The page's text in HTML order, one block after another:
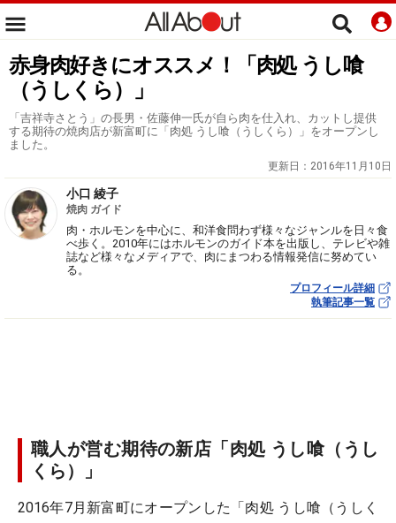
赤身肉好きにオススメ！「肉処 うし喰
（うしくら）」
「吉祥寺さとう」の長男・佐藤伸一氏が自ら肉を仕入れ、カットし提供
する期待の焼肉店が新富町に「肉処 うし喰（うしくら）」をオープンし
ました。
更新日： 2016年11月10日
小口 綾子
焼肉 ガイド
肉・ホルモンを中心に、和洋食問わず様々なジャンルを日々食
べ歩く。2010年にはホルモンのガイド本を出版し、テレビや雑
誌など様々なメディアで、肉にまつわる情報発信に努めてい
る。
プロフィール詳細
執筆記事一覧
職人が営む期待の新店「肉処 うし喰（うし
くら）」
2016年7月新富町にオープンした「肉処 うし喰（うしく